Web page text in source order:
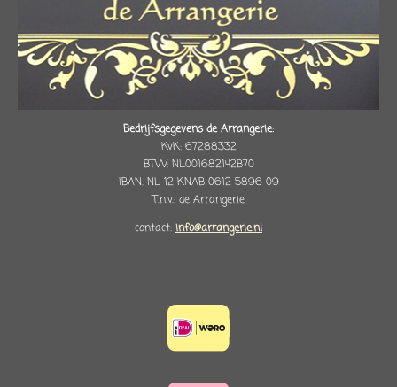
Bedrijfsgegevens de Arrangerie:
KvK: 67288332
BTW: NL001682142B70
IBAN: NL 12 KNAB 0612 5896 09
T.n.v.: de Arrangerie
contact: info@arrangerie.nl